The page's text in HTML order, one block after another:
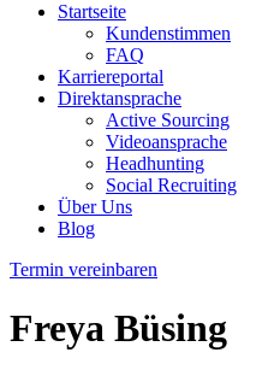
Startseite
Kundenstimmen
FAQ
Karriereportal
Direktansprache
Active Sourcing
Videoansprache
Headhunting
Social Recruiting
Über Uns
Blog
Termin vereinbaren
Freya Büsing